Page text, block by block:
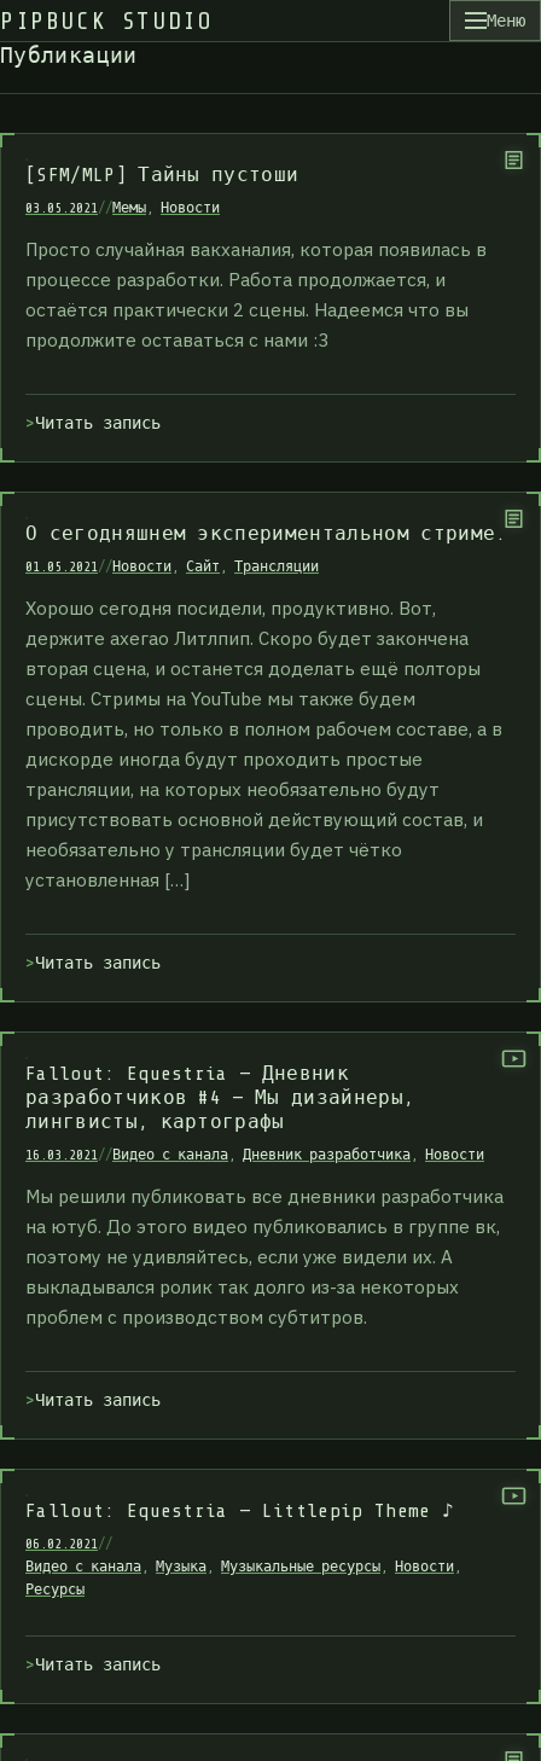
PIPBUCK STUDIO Меню
П убли кации
[SFM/MLP] Тайны пустоши
03.05.2021//Мемы , Новости
Просто случайная вакханалия, которая появилась в
процессе разработки. Работа продолжается, и
остаётся практически 2 сцены. Надеемся что вы
продолжите оставаться с нами :3
Читать запись
О сегодняшнем экспериментальном стриме.
01.05.2021//Новости , Сайт , Трансляции
Хорошо сегодня посидели, продуктивно. Вот,
держите ахегао Литлпип. Скоро будет закончена
вторая сцена, и останется доделать ещё полторы
сцены. Стримы на YouTube мы также будем
проводить, но только в полном рабочем составе, а в
дискорде иногда будут проходить простые
трансляции, на которых необязательно будут
присутствовать основной действующий состав, и
необязательно у трансляции будет чётко
установленная […]
Читать запись
Fallout: Equestria — Дневник
разработчиков #4 — Мы дизайнеры,
лингвисты, картографы
16.03.2021//Видео с канала , Дневник разработчика , Новости
Мы решили публиковать все дневники разработчика
на ютуб. До этого видео публиковались в группе вк,
поэтому не удивляйтесь, если уже видели их. А
выкладывался ролик так долго из-за некоторых
проблем с производством субтитров.
Читать запись
Fallout: Equestria — Littlepip Theme ♪
06.02.2021//
Видео с канала , Музыка , Музыкальные ресурсы , Новости ,
Ресурсы
Читать запись